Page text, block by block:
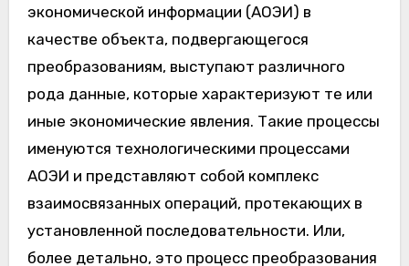
экономической информации (АОЭИ) в
качестве объекта, подвергающегося
преобразованиям, выступают различного
рода данные, которые характеризуют те или
иные экономические явления. Такие процессы
именуются технологическими процессами
АОЭИ и представляют собой комплекс
взаимосвязанных операций, протекающих в
установленной последовательности. Или,
более детально, это процесс преобразования